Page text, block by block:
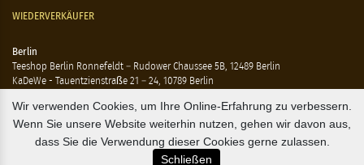
WIEDERVERKÄUFER
Berlin
Teeshop Berlin Ronnefeldt – Rudower Chaussee 5B, 12489 Berlin
KaDeWe - Tauentzienstraße 21 – 24, 10789 Berlin
Ting - Rykestraße 41, 10405 Berlin
Flensburg
Marzipan Im Hof – Rote Str. 18-20, 24937 Flensburg
Wir verwenden Cookies, um Ihre Online-Erfahrung zu verbessern.
Wenn Sie unsere Website weiterhin nutzen, gehen wir davon aus,
dass Sie die Verwendung dieser Cookies gerne zulassen.
Schließen